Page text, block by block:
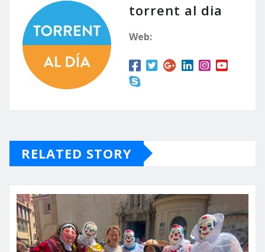
torrent al dia
Web:
RELATED STORY